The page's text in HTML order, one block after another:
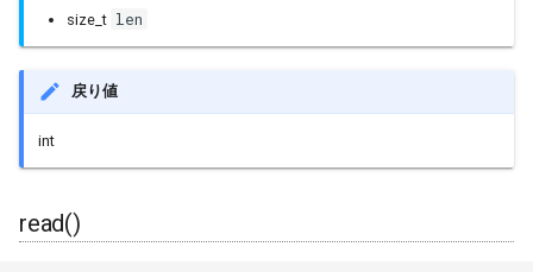
size_t len
戻り値
int
read()